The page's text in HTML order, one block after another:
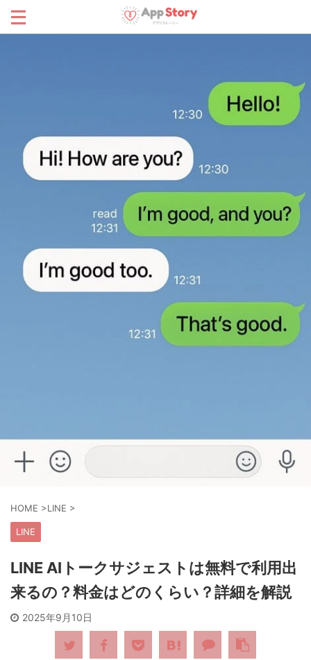
HOME >LINE >
LINE
LINE AIトークサジェストは無料で利用出
来るの？料金はどのくらい？詳細を解説
2025年9月10日